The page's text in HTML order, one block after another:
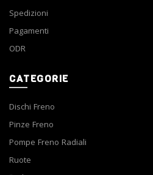
Spedizioni
Pagamenti
ODR
CATEGORIE
Dischi Freno
Pinze Freno
Pompe Freno Radiali
Ruote